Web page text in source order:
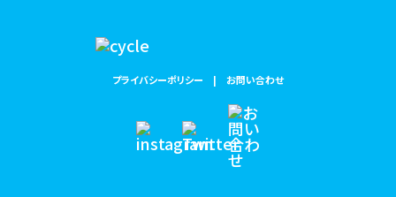
プライバシーポリシー お問い合わせ